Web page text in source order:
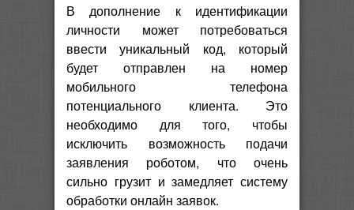
В дополнение к идентификации
личности может потребоваться
ввести уникальный код, который
будет отправлен на номер
мобильного телефона
потенциального клиента. Это
необходимо для того, чтобы
исключить возможность подачи
заявления роботом, что очень
сильно грузит и замедляет систему
обработки онлайн заявок.